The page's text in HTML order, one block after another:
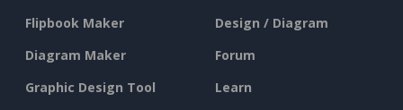
Flipbook Maker
Diagram Maker
Graphic Design Tool
Design / Diagram
Forum
Learn